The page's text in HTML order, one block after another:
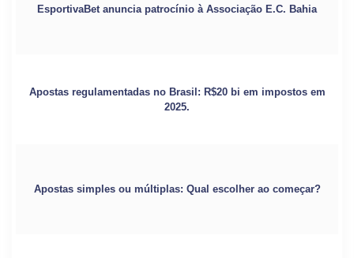
EsportivaBet anuncia patrocínio à Associação E.C. Bahia
Apostas regulamentadas no Brasil: R$20 bi em impostos em
2025.
Apostas simples ou múltiplas: Qual escolher ao começar?